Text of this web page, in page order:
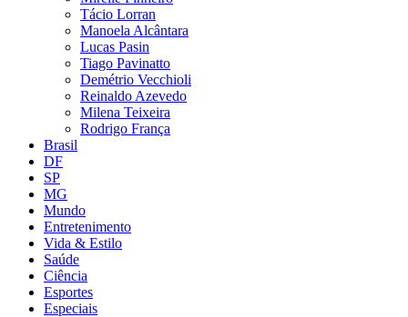
Tácio Lorran
Manoela Alcântara
Lucas Pasin
Tiago Pavinatto
Demétrio Vecchioli
Reinaldo Azevedo
Milena Teixeira
Rodrigo França
Brasil
DF
SP
MG
Mundo
Entretenimento
Vida & Estilo
Saúde
Ciência
Esportes
Especiais